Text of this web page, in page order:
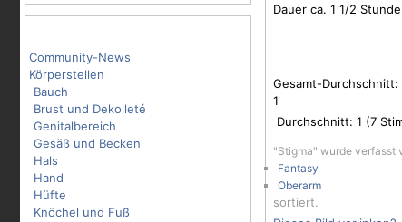
Community-News
Körperstellen
Bauch
Brust und Dekolleté
Genitalbereich
Gesäß und Becken
Hals
Hand
Hüfte
Knöchel und Fuß
Dauer ca. 1 1/2
Gesamt-Durchschnitt:
1
Durchschnitt: 1 (7
"Stigma" wurde verfasst
Fantasy
Oberarm
sortiert.